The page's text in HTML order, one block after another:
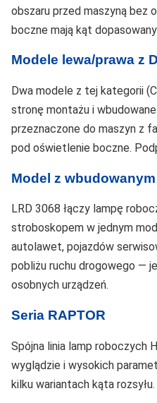
obszaru przed maszyną bez
boczne mają kąt
Modele lewa/prawa z
Dwa modele z tej kategorii
stronę montażu i
przeznaczone do maszyn z
pod oświetlenie boczne.
Model z
LRD 3068 łączy lampę
stroboskopem w jednym
autolawet, pojazdów
pobliżu ruchu drogowego —
osobnych urządzeń.
Seria RAPTOR
Spójna linia lamp roboczych
wyglądzie i wysokich
kilku wariantach kąta rozsyłu.